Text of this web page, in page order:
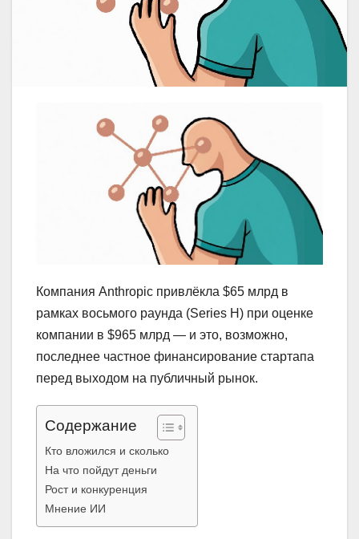
Компания Anthropic привлёкла $65 млрд в
рамках восьмого раунда (Series H) при оценке
компании в $965 млрд — и это, возможно,
последнее частное финансирование стартапа
перед выходом на публичный рынок.
Содержание
Кто вложился и сколько
На что пойдут деньги
Рост и конкуренция
Мнение ИИ